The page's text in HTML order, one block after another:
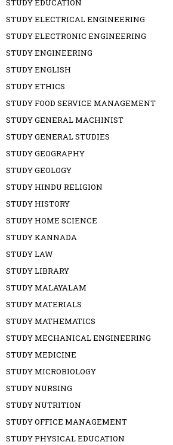
STUDY EDUCATION
STUDY ELECTRICAL ENGINEERING
STUDY ELECTRONIC ENGINEERING
STUDY ENGINEERING
STUDY ENGLISH
STUDY ETHICS
STUDY FOOD SERVICE MANAGEMENT
STUDY GENERAL MACHINIST
STUDY GENERAL STUDIES
STUDY GEOGRAPHY
STUDY GEOLOGY
STUDY HINDU RELIGION
STUDY HISTORY
STUDY HOME SCIENCE
STUDY KANNADA
STUDY LAW
STUDY LIBRARY
STUDY MALAYALAM
STUDY MATERIALS
STUDY MATHEMATICS
STUDY MECHANICAL ENGINEERING
STUDY MEDICINE
STUDY MICROBIOLOGY
STUDY NURSING
STUDY NUTRITION
STUDY OFFICE MANAGEMENT
STUDY PHYSICAL EDUCATION